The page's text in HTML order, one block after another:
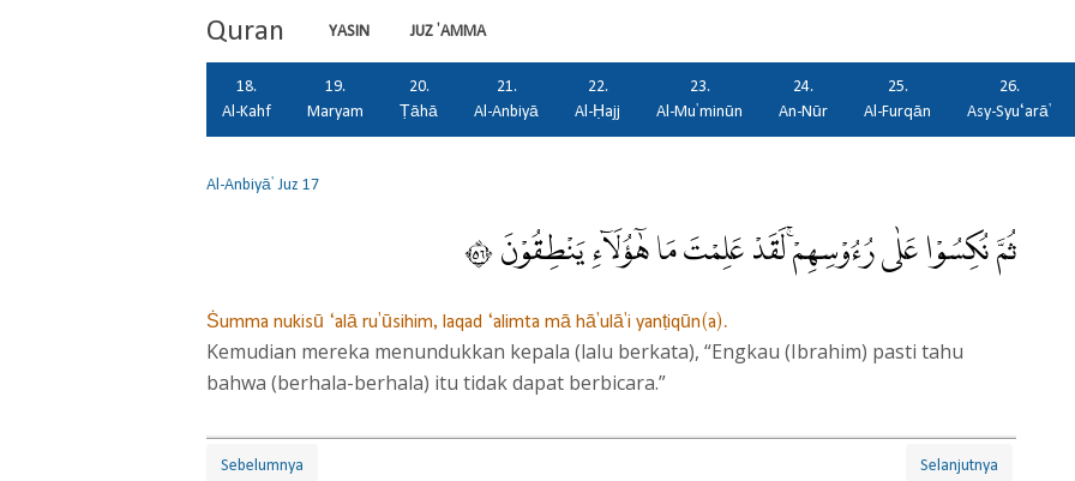
Quran YASIN
JUZ 'AMMA
18.
Al-Kahf
19.
Maryam
20.
Ṭāhā
21.
Al-Anbiyā
22.
Al-Ḥajj
23.
Al-Mu'minūn
24.
An-Nūr
25.
Al-Furqān
26.
Asy-Syu‘arā'
Al-Anbiyā'Juz 17
ثُمَّ نُكِسُوْا عَلٰى رُءُوْسِهِمْۚ لَقَدْ عَلِمْتَ مَا هٰٓؤُلَاۤءِ يَنْطِقُوْنَ ٦٥
Ṡumma nukisū ‘alā ru'ūsihim, laqad ‘alimta mā hā'ulā'i yanṭiqūn(a).
Kemudian mereka menundukkan kepala (lalu berkata), “Engkau (Ibrahim) pasti tahu
bahwa (berhala-berhala) itu tidak dapat berbicara.”
Sebelumnya Selanjutnya